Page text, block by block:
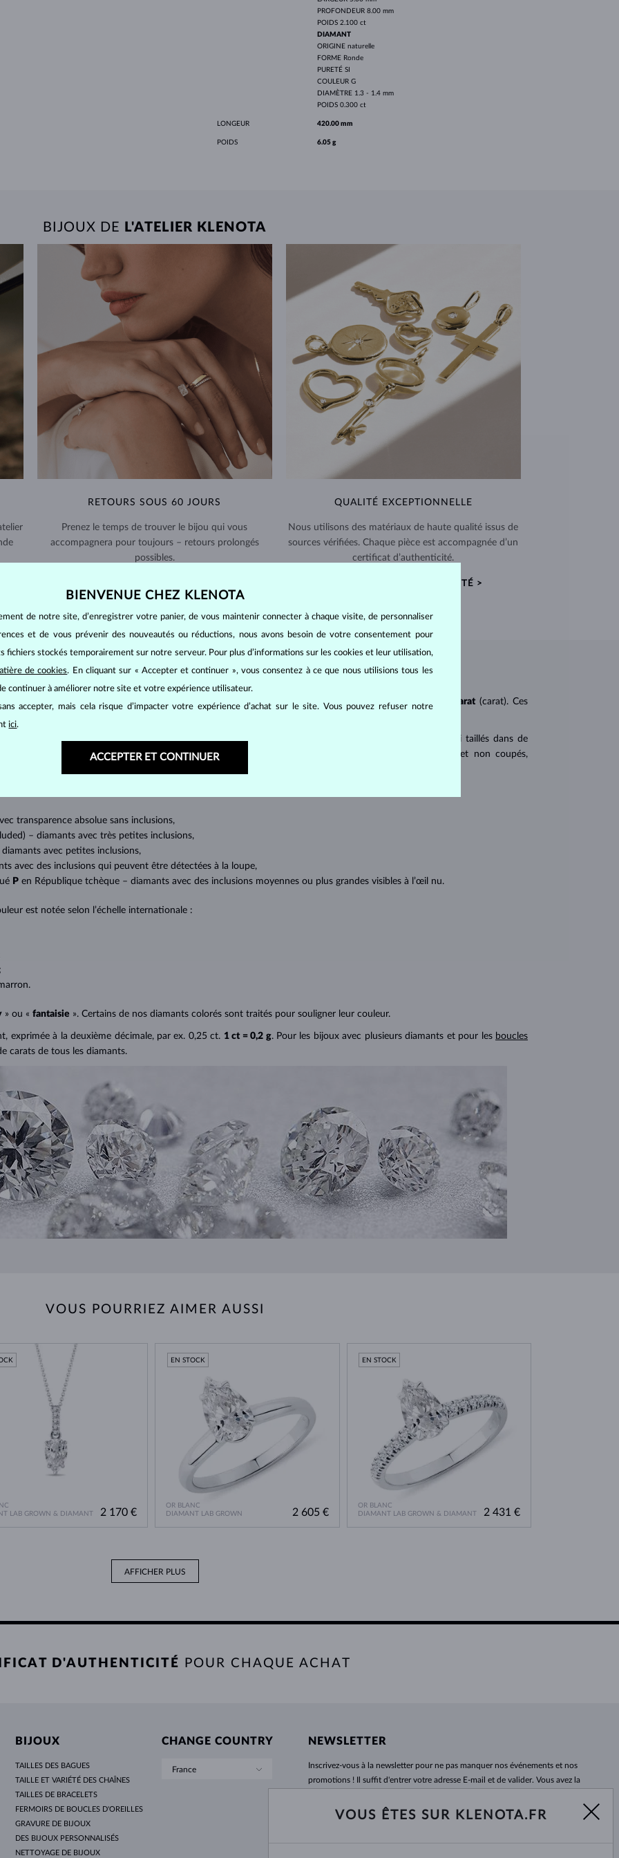
PROFONDEUR 8.00 mm
POIDS 2.100 ct
DIAMANT
ORIGINE naturelle
FORME Ronde
PURETÉ SI
COULEUR G
DIAMÈTRE 1.3 - 1.4 mm
POIDS 0.300 ct
LONGEUR 420.00 mm
POIDS 6.05 g
BIJOUX DE L'ATELIER KLENOTA
RETOURS SOUS 60 JOURS
Prenez le temps de trouver le bijou qui vous
accompagnera pour toujours – retours prolongés
possibles.
QUALITÉ EXCEPTIONNELLE
Nous utilisons des matériaux de haute qualité issus de
sources vérifiées. Chaque pièce est accompagnée d’un
certificat d’authenticité.
CERTIFICATS D’AUTHENTICITÉ >
BIJOUX ENDIAMANT
, on utilise les 4 paramètres de base, appelés taille (cut), pureté couleur (color) et carat (carat). Ces
brillant. La taille ronde dite brillant appartient aux tailles les plus populaires. Les diamants sont aussi taillés dans de
baguette, cœur, larme, ovale ou princesse (quadrilatère ou triangulaire avec angles pointus et non coupés,
quantité, la taille et la répartition des inclusions ou bien des imperfections internes du diamant :
transparence absolue sans inclusions,
– diamants avec très petites inclusions,
avec petites inclusions,
avec des inclusions qui peuvent être détectées à la loupe,
P en République tchèque – diamants avec des inclusions moyennes ou plus grandes visibles à l’œil nu.
est notée selon l’échelle internationale :
» ou « fantaisie ». Certains de nos diamants colorés sont traités pour souligner leur couleur.
exprimée à la deuxième décimale, par ex. 0,25 ct. 1 ct = 0,2 g. Pour les bijoux avec plusieurs diamants et pour les boucles
carats de tous les diamants.
VOUS POURRIEZ AIMER AUSSI
LAB GROWN & DIAMANT
2 170 €
OR BLANC
DIAMANT LAB GROWN
EN STOCK
2 605 €
OR BLANC
DIAMANT LAB GROWN & DIAMANT
EN STOCK
2 431 €
AFFICHER PLUS
D'AUTHENTICITÉ POUR CHAQUE ACHAT
BIJOUX
TAILLES DES BAGUES
TAILLE ET VARIÉTÉ DES CHAÎNES
TAILLES DE BRACELETS
FERMOIRS DE BOUCLES D'OREILLES
GRAVURE DE BIJOUX
DES BIJOUX PERSONNALISÉS
NETTOYAGE DE BIJOUX
CHANGE COUNTRY
France
NEWSLETTER
Inscrivez-vous àla newsletter pour ne pas manquer nos événements et nos
promotions ! Il suffit d'entrer votre adresse E-mail et de valider. Vous avez la
impatience.
BIENVENUE CHEZ KLENOTA
de notre site, d’enregistrer votre panier, de vous maintenir connecter à chaque visite, de personnaliser
et de vous prévenir des nouveautés ou réductions, nous avons besoin de votre consentement pour
fichiers stockés temporairement sur notre serveur. Pour plus d’informations sur les cookies et leur utilisation,
de cookies. En cliquant sur « Accepter et continuer », vous consentez à ce que nous utilisions tous les
continuer à améliorer notre site et votre expérience utilisateur.
accepter, mais cela risque d’impacter votre expérience d’achat sur le site. Vous pouvez refuser notre
ici.
ACCEPTER ET CONTINUER
VOUS ÊTES SUR KLENOTA.FR